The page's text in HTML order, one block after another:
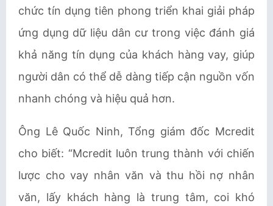
chức tín dụng tiên phong triển khai giải pháp
ứng dụng dữ liệu dân cư trong việc đánh giá
khả năng tín dụng của khách hàng vay, giúp
người dân có thể dễ dàng tiếp cận nguồn vốn
nhanh chóng và hiệu quả hơn.
Ông Lê Quốc Ninh, Tổng giám đốc Mcredit
cho biết: “Mcredit luôn trung thành với chiến
lược cho vay nhân văn và thu hồi nợ nhân
văn, lấy khách hàng là trung tâm, coi khó